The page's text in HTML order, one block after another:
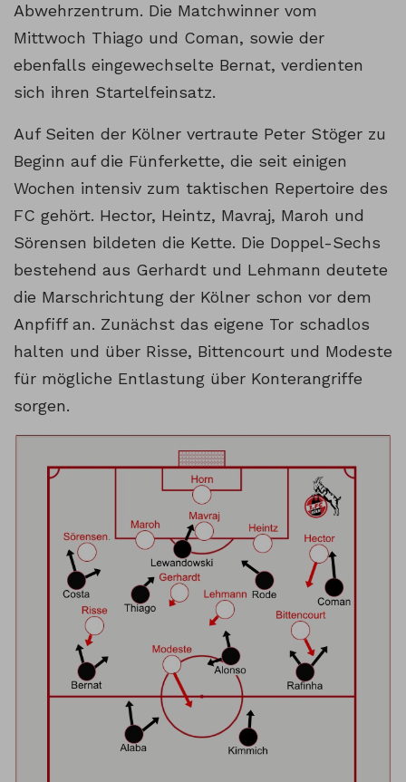
Abwehrzentrum. Die Matchwinner vom
Mittwoch Thiago und Coman, sowie der
ebenfalls eingewechselte Bernat, verdienten
sich ihren Startelfeinsatz.
Auf Seiten der Kölner vertraute Peter Stöger zu
Beginn auf die Fünferkette, die seit einigen
Wochen intensiv zum taktischen Repertoire des
FC gehört. Hector, Heintz, Mavraj, Maroh und
Sörensen bildeten die Kette. Die Doppel-Sechs
bestehend aus Gerhardt und Lehmann deutete
die Marschrichtung der Kölner schon vor dem
Anpfiff an. Zunächst das eigene Tor schadlos
halten und über Risse, Bittencourt und Modeste
für mögliche Entlastung über Konterangriffe
sorgen.